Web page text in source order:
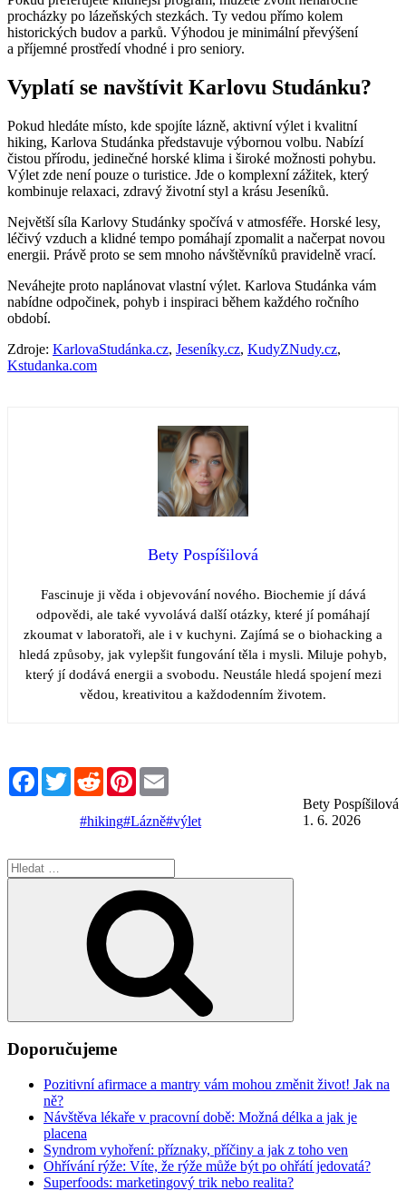
procházky po lázeňských stezkách. Ty vedou přímo kolem
historických budov a parků. Výhodou je minimální převýšení
a příjemné prostředí vhodné i pro seniory.
Vyplatí se navštívit Karlovu Studánku?
Pokud hledáte místo, kde spojíte lázně, aktivní výlet i kvalitní
hiking, Karlova Studánka představuje výbornou volbu. Nabízí
čistou přírodu, jedinečné horské klima i široké možnosti pohybu.
Výlet zde není pouze o turistice. Jde o komplexní zážitek, který
kombinuje relaxaci, zdravý životní styl a krásu Jeseníků.
Největší síla Karlovy Studánky spočívá v atmosféře. Horské lesy,
léčivý vzduch a klidné tempo pomáhají zpomalit a načerpat novou
energii. Právě proto se sem mnoho návštěvníků pravidelně vrací.
Neváhejte proto naplánovat vlastní výlet. Karlova Studánka vám
nabídne odpočinek, pohyb i inspiraci během každého ročního
období.
Zdroje: KarlovaStudánka.cz, Jeseníky.cz, KudyZNudy.cz,
Kstudanka.com
Bety Pospíšilová
Fascinuje ji věda i objevování nového. Biochemie jí dává
odpovědi, ale také vyvolává další otázky, které jí pomáhají
zkoumat v laboratoři, ale i v kuchyni. Zajímá se o biohacking a
hledá způsoby, jak vylepšit fungování těla i mysli. Miluje pohyb,
který jí dodává energii a svobodu. Neustále hledá spojení mezi
vědou, kreativitou a každodenním životem.
FacebookTwitterRedditPinterest
Bety Pospíšilová
1. 6. 2026
#hiking#Lázně#výlet
Hledat:
Doporučujeme
Pozitivní afirmace a mantry vám mohou změnit život! Jak na
ně?
Návštěva lékaře v pracovní době: Možná délka a jak je
placena
Syndrom vyhoření: příznaky, příčiny a jak z toho ven
Ohřívání rýže: Víte, že rýže může být po ohřátí jedovatá?
Superfoods: marketingový trik nebo realita?